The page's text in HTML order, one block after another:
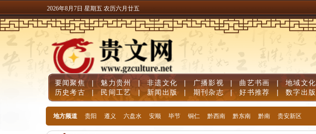
2026年8月7日 星期五 农历六月廿五
要闻聚焦 | 魅力贵州 | 非遗文化 | 广播影视 | 曲艺书画 | 地域文化
历史考古
| 民间工艺 | 新闻出版 | 期刊杂志 | 好书推荐 | 数字出版
地方频道 贵阳 遵义 六盘水 安顺 毕节 铜仁 黔西南 黔东南 黔南 贵安新区